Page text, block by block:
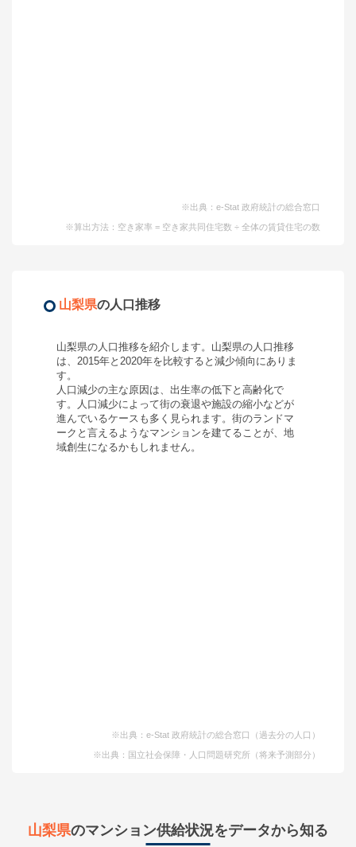
※出典：e-Stat 政府統計の総合窓口
※算出方法：空き家率 = 空き家共同住宅数 ÷ 全体の賃貸住宅の数
山梨県の人口推移
山梨県の人口推移を紹介します。 山梨県の人口推移
は、2015年と2020年を比較すると 減少傾向にありま
す。
人口減少の主な原因は、出生率の低下と高齢化で
す。人口減少によって街の衰退や施設の縮小などが
進んでいるケースも多く見られます。街のランドマ
ークと言えるようなマンションを建てることが、地
域創生になるかもしれません。
※出典：e-Stat 政府統計の総合窓口（過去分の人口）
※出典：国立社会保障・人口問題研究所（将来予測部分）
山梨県のマンション供給状況をデータから知る